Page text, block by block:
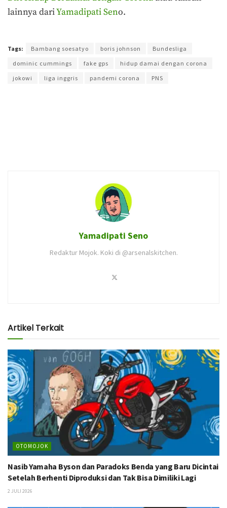
lainnya dariYamadipati Seno.
Tags: Bambang soesatyo boris johnson
Bundesliga
dominic cummings
fake gps
hidup damai dengan corona
jokowi
liga inggris pandemi corona PNS
Yamadipati Seno
Redaktur Mojok. Koki di @arsenalskitchen.
Artikel Terkait
OTOMOJOK
Nasib Yamaha Byson dan Paradoks Benda yang Baru Dicintai
Setelah Berhenti Diproduksi dan Tak Bisa Dimiliki Lagi
2 JULI 2026